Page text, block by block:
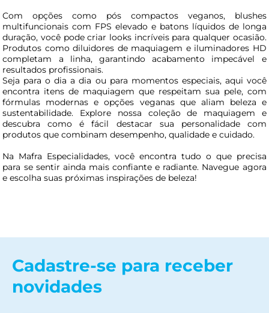
Com opções como pós compactos veganos, blushes
multifuncionais com FPS elevado e batons líquidos de longa
duração, você pode criar looks incríveis para qualquer ocasião.
Produtos como diluidores de maquiagem e iluminadores HD
completam a linha, garantindo acabamento impecável e
resultados profissionais.
Seja para o dia a dia ou para momentos especiais, aqui você
encontra itens de maquiagem que respeitam sua pele, com
fórmulas modernas e opções veganas que aliam beleza e
sustentabilidade. Explore nossa coleção de maquiagem e
descubra como é fácil destacar sua personalidade com
produtos que combinam desempenho, qualidade e cuidado.
Na Mafra Especialidades, você encontra tudo o que precisa
para se sentir ainda mais confiante e radiante. Navegue agora
e escolha suas próximas inspirações de beleza!
Cadastre-se para receber
novidades